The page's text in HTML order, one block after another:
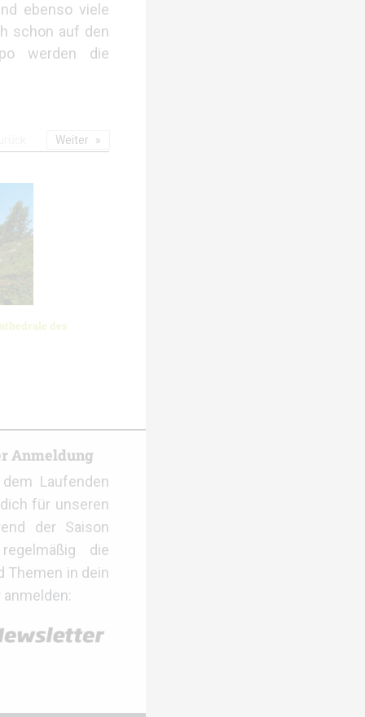
ebenso viele
schon auf den
werden die
des
Weiter
Anmeldung
Laufenden
für unseren
der Saison
die
Themen in dein